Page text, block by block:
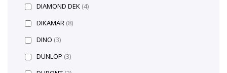
DIAMOND DEK (4)
DIKAMAR (8)
DINO (3)
DUNLOP (3)